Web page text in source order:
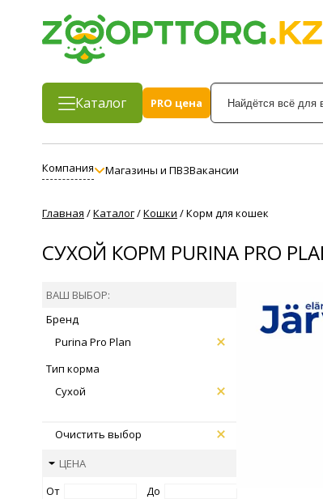
Каталог
PRO цена
Компания Магазины и ПВЗВакансии
Главная /Каталог/Кошки /Корм для кошек
СУХОЙ КОРМ PURINA PRO
ВАШ ВЫБОР:
Бренд
Purina Pro Plan
Тип корма
Сухой
Очистить выбор
ЦЕНА
От
До